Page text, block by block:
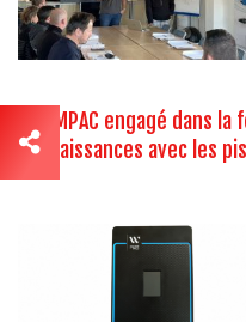
WARMPAC engagé dans
connaissances avec les